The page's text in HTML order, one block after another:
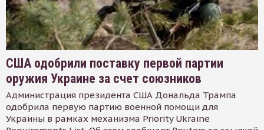
США одобрили поставку первой партии
оружия Украине за счет союзников
Администрация президента США Дональда Трампа
одобрила первую партию военной помощи для
Украины в рамках механизма Priority Ukraine